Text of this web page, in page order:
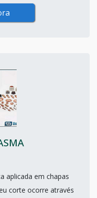
aplicada em chapas
corte ocorre através